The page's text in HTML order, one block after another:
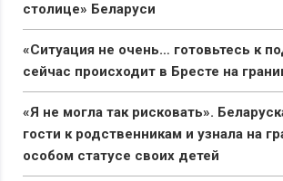
столице» Беларуси
«Ситуация не очень… готовьтесь к
сейчас происходит в Бресте на
«Я не могла так рисковать».
гости к родственникам и узнала на
особом статусе своих детей